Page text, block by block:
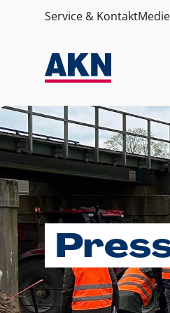
Service & Kontakt